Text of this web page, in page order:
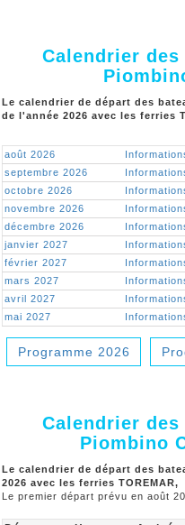
Calendrier
Le calendrier de départ des
de l'année 2026 avec les ferries
août 2026
septembre 2026
octobre 2026
novembre 2026
décembre 2026
janvier 2027
février 2027
mars 2027
avril 2027
mai 2027
Programme 2026
Calendrier
Piombino
Le calendrier de départ des
2026 avec les ferries TOREMAR,
Le premier départ prévu en août